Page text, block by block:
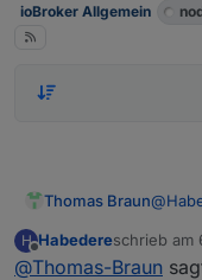
ioBroker Allgemein
Thomas Braun@
node14. Die
als ich
H
Offline
Habedereschrieb am
zuletzt
@Thomas-Braun